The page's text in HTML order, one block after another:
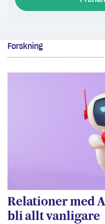
Forskning
Relationer med
bli allt vanligare